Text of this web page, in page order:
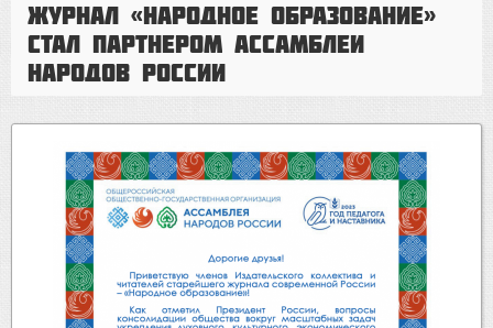
Журнал «Народное образование»
стал партнером Ассамблеи
народов России